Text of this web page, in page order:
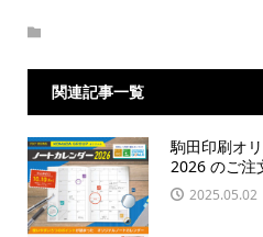
関連記事一覧
駒田印刷オ
2026 のご注
2025.05.02